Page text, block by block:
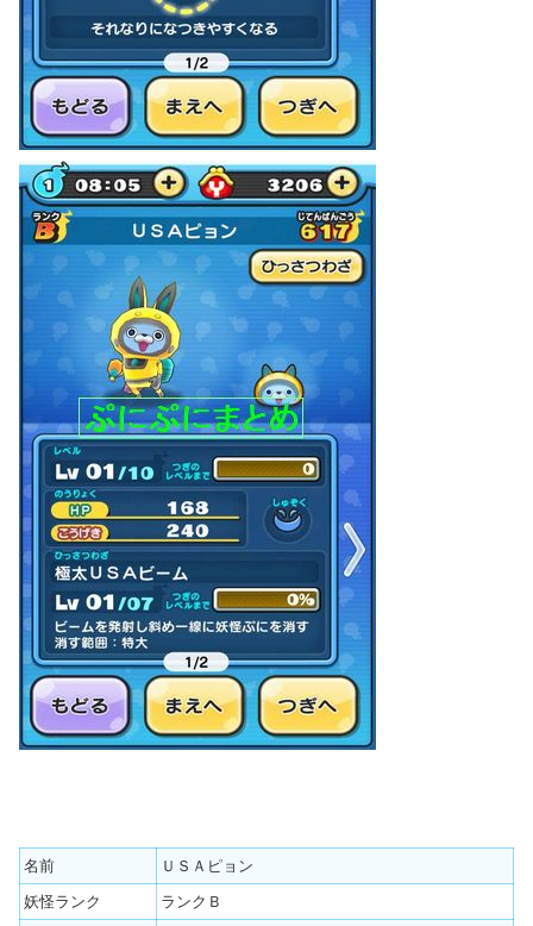
名前
ＵＳＡピョン
妖怪ランク
ランクＢ